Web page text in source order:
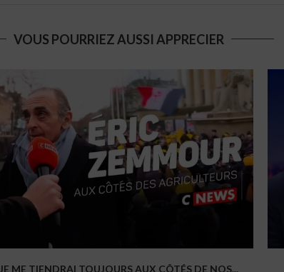
VOUS POURRIEZ AUSSI APPRECIER
JE ME TIENDRAI TOUJOURS AUX CÔTÉS DE NOS...